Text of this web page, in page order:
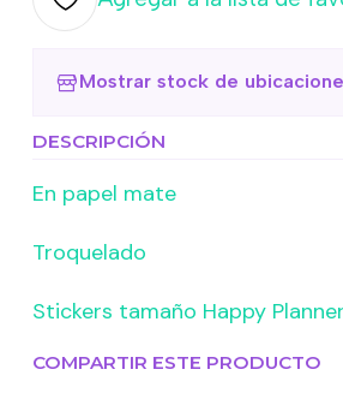
Mostrar stock de
DESCRIPCIÓN
En papel mate
Troquelado
Stickers tamaño Happy
COMPARTIR ESTE PRODUCTO